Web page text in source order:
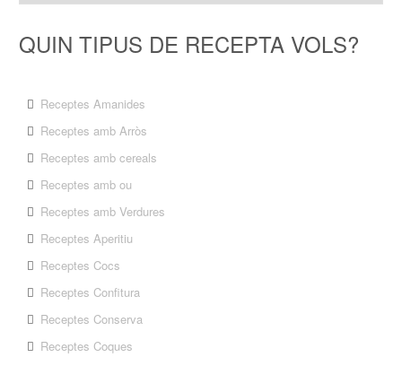
QUIN TIPUS DE RECEPTA VOLS?
Receptes Amanides
Receptes amb Arròs
Receptes amb cereals
Receptes amb ou
Receptes amb Verdures
Receptes Aperitiu
Receptes Cocs
Receptes Confitura
Receptes Conserva
Receptes Coques